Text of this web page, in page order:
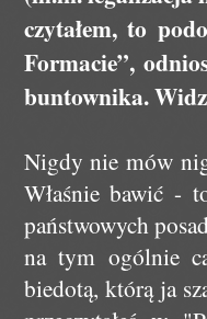
czytałem, to
Formacie”,
buntownika.
Nigdy nie mów
Właśnie bawić -
państwowych
na tym ogólnie
biedotą, którą ja